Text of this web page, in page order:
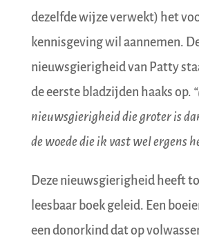
dezelfde wijze verwekt) het
kennisgeving wil aannemen.
nieuwsgierigheid van Patty
de eerste bladzijden haaks op.
nieuwsgierigheid die groter is
de woede die ik vast wel ergens
Deze nieuwsgierigheid heeft
leesbaar boek geleid. Een
een donorkind dat op